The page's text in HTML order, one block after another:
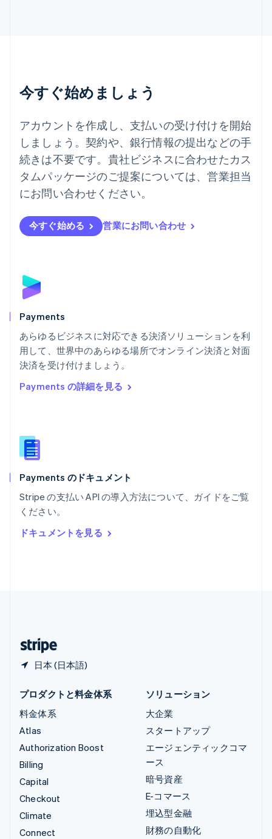
今すぐ始めましょう
アカウントを作成し、支払いの受け付けを開始
しましょう。契約や、銀行情報の提出などの手
続きは不要です。貴社ビジネスに合わせたカス
タムパッケージのご提案については、営業担当
にお問い合わせください。
今すぐ始める 営業にお問い合わせ
Payments
あらゆるビジネスに対応できる決済ソリューションを利
用して、世界中のあらゆる場所でオンライン決済と対面
決済を受け付けましょう。
Payments の詳細を見る
Payments のドキュメント
Stripe の支払い API の導入方法について、ガイドをご覧
ください。
ドキュメントを見る
日本 (日本語)
English
Deutsch English
ニュージーランド
English
ノルウェー
ハンガリー
English
EnglishSvenska
ブラジル
ブルガリア
English
Nederlands
English
ポルトガル
PortuguêsEnglish
English
Español
ラトビア
リトアニア
リヒテンシュタイン
Deutsch
ルーマニア
English
プロダクトと料金体系
料金体系
Atlas
Authorization Boost
Billing
Capital
Checkout
Climate
Connect
ソリューション
大企業
スタートアップ
エージェンティックコマ
ース
暗号資産
E-コマース
埋込型金融
財務の自動化